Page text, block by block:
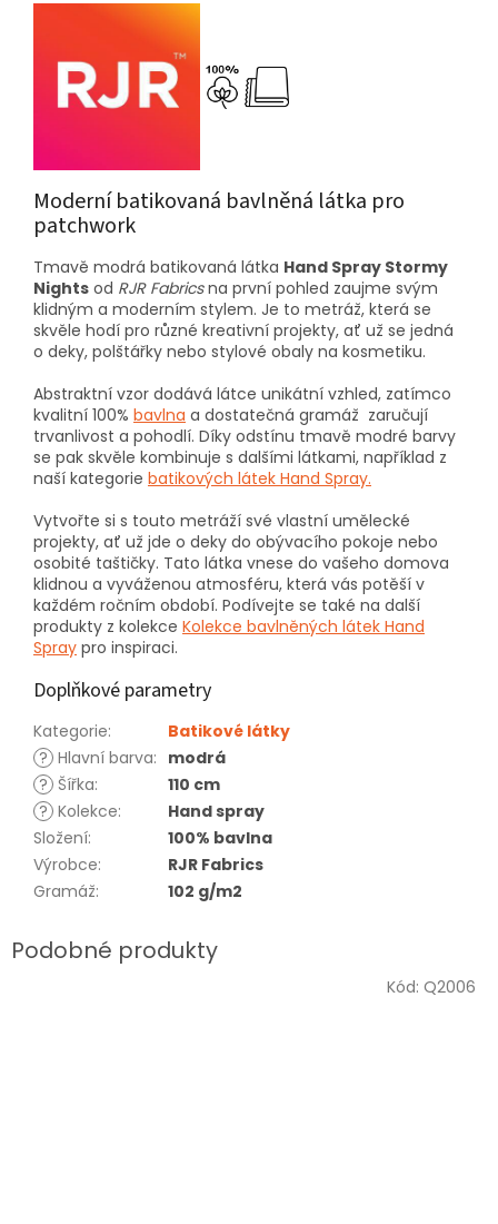
Moderní batikovaná bavlněná látka pro
patchwork
Tmavě modrá batikovaná látka Hand Spray Stormy
Nights od RJR Fabricsna první pohled zaujme svým
klidným a moderním stylem. Je to metráž, která se
skvěle hodí pro různé kreativní projekty, ať už se jedná
o deky, polštářky nebo stylové obaly na kosmetiku.
Abstraktní vzor dodává látce unikátní vzhled, zatímco
kvalitní 100% bavlna a dostatečná gramáž zaručují
trvanlivost a pohodlí. Díky odstínu tmavě modré barvy
se pak skvěle kombinuje s dalšími látkami, například z
naší kategorie batikových látek Hand Spray.
Vytvořte si s touto metráží své vlastní umělecké
projekty, ať už jde o deky do obývacího pokoje nebo
osobité taštičky. Tato látka vnese do vašeho domova
klidnou a vyváženou atmosféru, která vás potěší v
každém ročním období. Podívejte se také na další
produkty z kolekce Kolekce bavlněných látek Hand
Spray pro inspiraci.
Doplňkové parametry
Kategorie:
Batikové látky
? Hlavní barva: modrá
? Šířka:
110 cm
? Kolekce:
Hand spray
Složení:
100% bavlna
Výrobce:
RJR Fabrics
Gramáž: 102 g/m2
Kód: Q2006